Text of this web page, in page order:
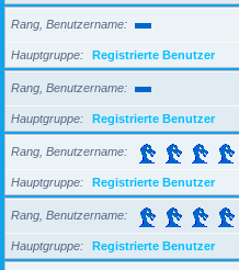
Rang, Benutzername
Hauptgruppe Registrierte Benutzer
Rang, Benutzername
Hauptgruppe Registrierte Benutzer
Rang, Benutzername
Hauptgruppe Registrierte Benutzer
Rang, Benutzername
Hauptgruppe Registrierte Benutzer